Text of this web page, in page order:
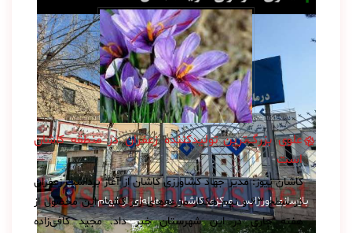
بازسازی اورژانس مرکزی کاشان در هاله‌ای از ابهام
علوی بزرگ‌ترین تولید‌کننده زعفران در منطقه کاشان
است
کاشان نیوز: مدیر جهاد کشاورزی کاشان از آغاز برداشت زعفران
در سطح ۶۳ و نیم هکتار مزرعه‌های زیر کشت این محصول از
هفته جاری در این شهرستان خبر داد. مجید کافی‌زاده